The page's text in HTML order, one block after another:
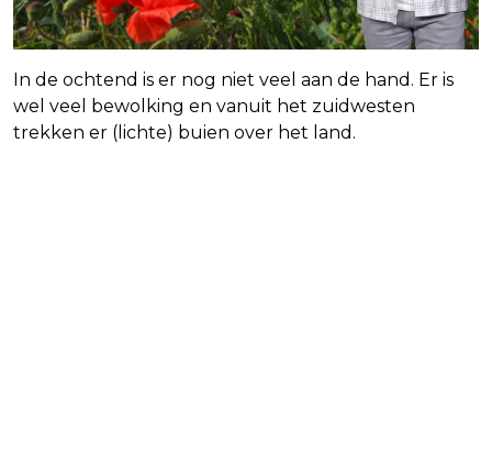
In de ochtend is er nog niet veel aan de hand. Er is
wel veel bewolking en vanuit het zuidwesten
trekken er (lichte) buien over het land.